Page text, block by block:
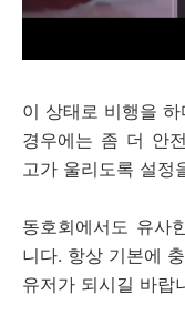
이 상태로 비행을
경우에는 좀 더 안
고가 울리도록 설정
동호회에서도 유사
니다. 항상 기본에
유저가 되시길 바랍